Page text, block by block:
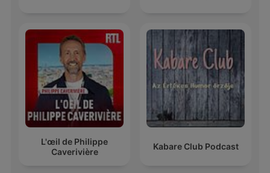
L'œil de Philippe
Caverivière
Kabare Club Podcast